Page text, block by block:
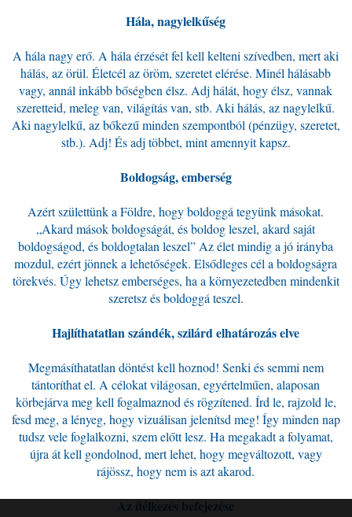
Hála, nagylelkűség
A hála nagy erő. A hála érzését fel kell kelteni szívedben, mert aki
hálás, az örül. Életcél az öröm, szeretet elérése. Minél hálásabb
vagy, annál inkább bőségben élsz. Adj hálát, hogy élsz, vannak
szeretteid, meleg van, világítás van, stb. Aki hálás, az nagylelkű.
Aki nagylelkű, az bőkezű minden szempontból (pénzügy, szeretet,
stb.). Adj! És adj többet, mint amennyit kapsz.
Boldogság, emberség
Azért születtünk a Földre, hogy boldoggá tegyünk másokat.
„Akard mások boldogságát, és boldog leszel, akard saját
boldogságod, és boldogtalan leszel” Az élet mindig a jó irányba
mozdul, ezért jönnek a lehetőségek. Elsődleges cél a boldogságra
törekvés. Úgy lehetsz emberséges, ha a környezetedben mindenkit
szeretsz és boldoggá teszel.
Hajlíthatatlan szándék, szilárd elhatározás elve
Megmásíthatatlan döntést kell hoznod! Senki és semmi nem
tántoríthat el. A célokat világosan, egyértelműen, alaposan
körbejárva meg kell fogalmaznod és rögzítened. Írd le, rajzold le,
fesd meg, a lényeg, hogy vizuálisan jelenítsd meg! Így minden nap
tudsz vele foglalkozni, szem előtt lesz. Ha megakadt a folyamat,
újra át kell gondolnod, mert lehet, hogy megváltozott, vagy
rájössz, hogy nem is azt akarod.
Az ítélkezés befejezése